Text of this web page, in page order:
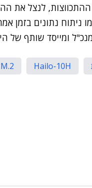
לנצל את
ניתוח נתונים בזמן
ומייסד שותף של
Hailo-10H